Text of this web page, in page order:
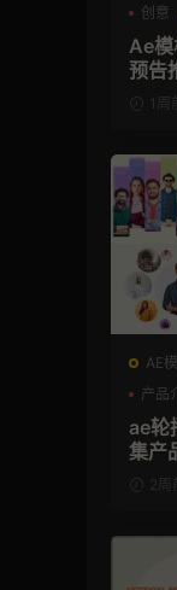
创意
Ae
预告
1周
AE
产品
ae轮
集产
2周